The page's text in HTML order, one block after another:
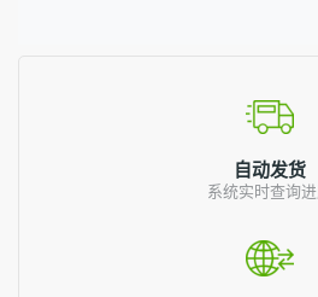
自动发货
系统实时查询